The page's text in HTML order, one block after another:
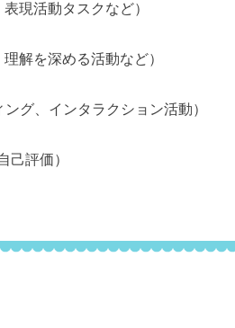
現活動タスクなど）
解を深める活動など）
グ、インタラクション活動）
己評価）